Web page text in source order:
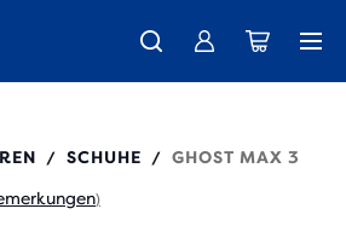
Amp ist da - Shop Damen Herren
Cascadia Kollektion - Jetzt kaufen
für Mitglieder. Join us
/ SCHUHE / GHOST MAX 3
)